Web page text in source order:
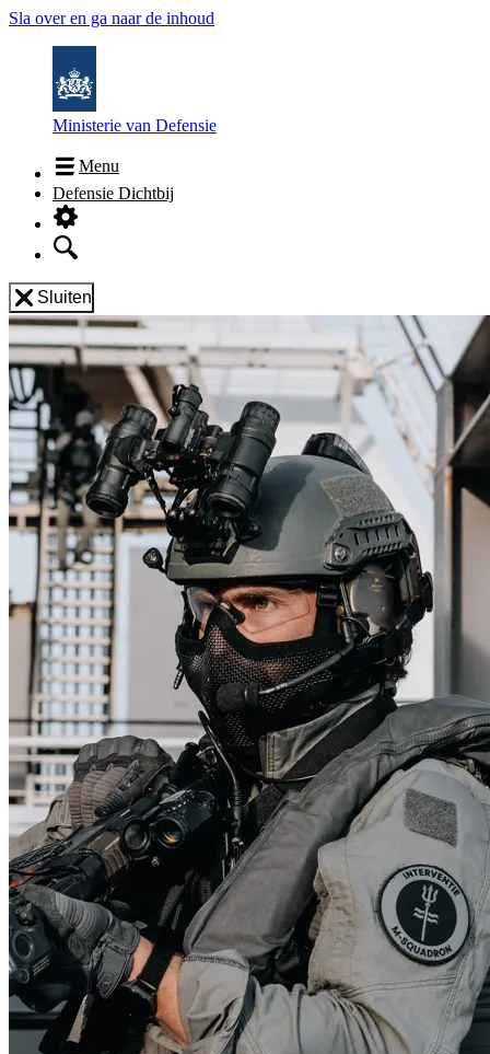
Sla over en ga naar de inhoud
Ministerie van Defensie
Menu
Defensie Dichtbij
Sluiten